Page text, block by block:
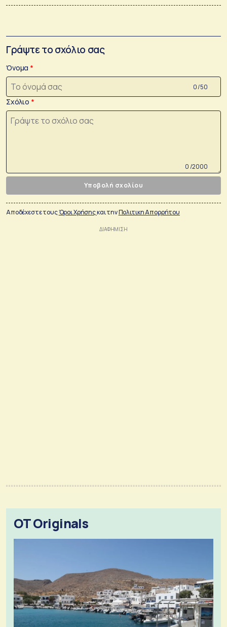
Γράψτε το σχόλιο σας
Όνομα
0 /50
Σχόλιο
0 /2000
Υποβολή σχολίου
Αποδέχεστε τουςΌροι Χρήσηςκαι τηνΠολιτικη Απορρήτου
OT Originals